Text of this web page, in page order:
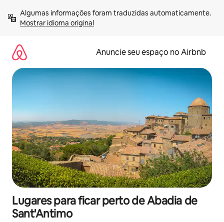
para
Mostrar idioma original
Anuncie seu espaço no Airbnb
Lugares para ficar perto de Abadia de
Sant'Antimo